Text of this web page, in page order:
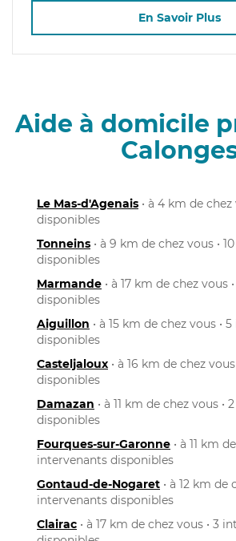
En Savoir Plus
Aide à domicile
Le Mas-d'Agenais • à 4 km de
disponibles
Tonneins • à 9 km de chez vous •
disponibles
Marmande • à 17 km de chez vous
disponibles
Aiguillon • à 15 km de chez vous •
disponibles
Casteljaloux • à 16 km de chez
disponibles
Damazan • à 11 km de chez vous •
disponibles
Fourques-sur-Garonne • à 11 km
intervenants disponibles
Gontaud-de-Nogaret • à 12 km de
intervenants disponibles
Clairac • à 17 km de chez vous • 3